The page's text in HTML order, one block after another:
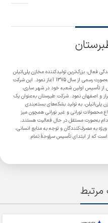
پلاستیک طبرستان» با بیش از 300 نمایندگی فعال، بزرگ‌ترین تولیدکننده مخازن پلی‌اتیلن
به روش روتومولدینگ در ایران است که فعالیت خود را به‌صورت رسمی از سال 1375 آغاز نمود. این شرکت
از تأسیس اولین شعبه خود در شهر ساری،
شهرهای شیراز و اصفهان نمود. شرکت طبرستان به‌عنوان یک
به تولید بشکه‌های بسته‌بندی
محصولات نورانی و غیر نورانی همچون میز
به‌صورت مستقل در حال فعالیت هستند.
به مصرف‌کنندگان و توجه به منابع انسانی،
که از ابتدای تأسیس سرلوحۀ تمام